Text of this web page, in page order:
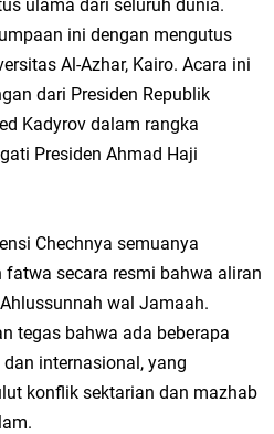
ulama dari seluruh dunia.
ini dengan mengutus
Al-Azhar, Kairo. Acara ini
dari Presiden Republik
Kadyrov dalam rangka
Presiden Ahmad Haji
Chechnya semuanya
secara resmi bahwa aliran
wal Jamaah.
tegas bahwa ada beberapa
internasional, yang
konflik sektarian dan mazhab